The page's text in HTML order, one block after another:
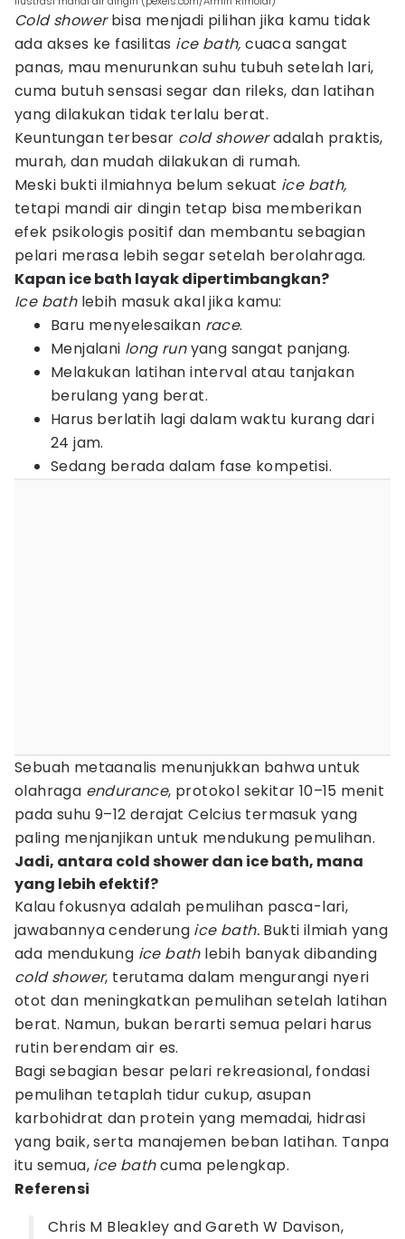
Cold showerbisa menjadi pilihan jika kamu tidak
ada akses ke fasilitas ice bath,cuaca sangat
panas, mau menurunkan suhu tubuh setelah lari,
cuma butuh sensasi segar dan rileks, dan latihan
yang dilakukan tidak terlalu berat.
Keuntungan terbesar cold showeradalah praktis,
murah, dan mudah dilakukan di rumah.
Meski bukti ilmiahnya belum sekuat ice bath,
tetapi mandi air dingin tetap bisa memberikan
efek psikologis positif dan membantu sebagian
pelari merasa lebih segar setelah berolahraga.
Kapan ice bath layak dipertimbangkan?
Ice bathlebih masuk akal jika kamu:
Baru menyelesaikan race.
Menjalani long runyang sangat panjang.
Melakukan latihan interval atau tanjakan
berulang yang berat.
Harus berlatih lagi dalam waktu kurang dari
24 jam.
Sedang berada dalam fase kompetisi.
Sebuah metaanalis menunjukkan bahwa untuk
olahraga endurance, protokol sekitar 10–15 menit
pada suhu 9–12 derajat Celcius termasuk yang
paling menjanjikan untuk mendukung pemulihan.
Jadi, antara cold shower dan ice bath, mana
yang lebih efektif?
Kalau fokusnya adalah pemulihan pasca-lari,
jawabannya cenderung ice bath. Bukti ilmiah yang
ada mendukung ice bathlebih banyak dibanding
cold shower, terutama dalam mengurangi nyeri
otot dan meningkatkan pemulihan setelah latihan
berat. Namun, bukan berarti semua pelari harus
rutin berendam air es.
Bagi sebagian besar pelari rekreasional, fondasi
pemulihan tetaplah tidur cukup, asupan
karbohidrat dan protein yang memadai, hidrasi
yang baik, serta manajemen beban latihan. Tanpa
itu semua, ice bathcuma pelengkap.
Referensi
Chris M Bleakley and Gareth W Davison,